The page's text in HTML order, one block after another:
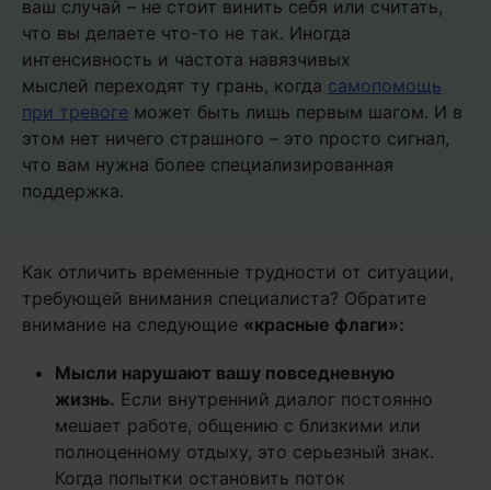
ваш случай – не стоит винить себя или считать,
что вы делаете что-то не так. Иногда
интенсивность и частота навязчивых
мыслей переходят ту грань, когда самопомощь
при тревоге может быть лишь первым шагом. И в
этом нет ничего страшного – это просто сигнал,
что вам нужна более специализированная
поддержка.
Как отличить временные трудности от ситуации,
требующей внимания специалиста? Обратите
внимание на следующие «красные флаги»:
Мысли нарушают вашу повседневную
жизнь. Если внутренний диалог постоянно
мешает работе, общению с близкими или
полноценному отдыху, это серьезный знак.
Когда попытки остановить поток